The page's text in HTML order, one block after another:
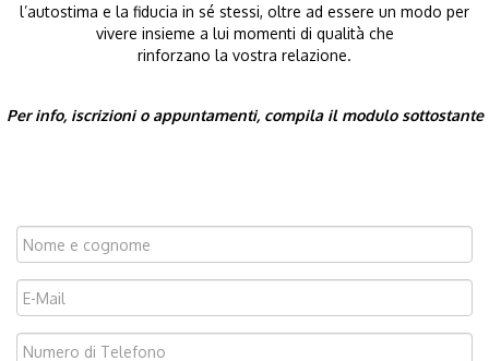
l’autostima e la fiducia in sé stessi, oltre ad essere un modo per
vivere insieme a lui momenti di qualità che
rinforzano la vostra relazione.
Per info, iscrizioni o appuntamenti, compila il modulo sottostante